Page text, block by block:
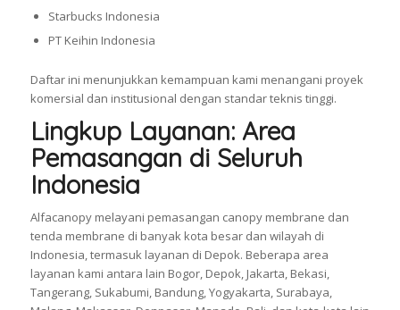
Starbucks Indonesia
PT Keihin Indonesia
Daftar ini menunjukkan kemampuan kami menangani proyek
komersial dan institusional dengan standar teknis tinggi.
Lingkup Layanan: Area
Pemasangan di Seluruh
Indonesia
Alfacanopy melayani pemasangan canopy membrane dan
tenda membrane di banyak kota besar dan wilayah di
Indonesia, termasuk layanan di Depok. Beberapa area
layanan kami antara lain Bogor, Depok, Jakarta, Bekasi,
Tangerang, Sukabumi, Bandung, Yogyakarta, Surabaya,